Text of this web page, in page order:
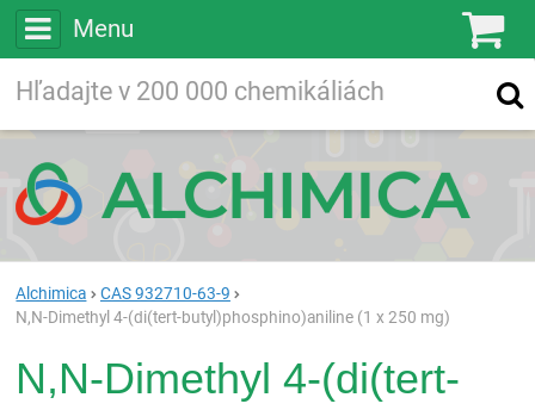
Menu
Vyhľadávanie
Alchimica
CAS 932710-63-9
N,N-Dimethyl 4-(di(tert-butyl)phosphino)aniline (1 x 250 mg)
N,N-Dimethyl 4-(di(tert-